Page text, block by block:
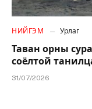
НИЙГЭМ Урлаг
Таван орны
соёлтой
31/07/2026